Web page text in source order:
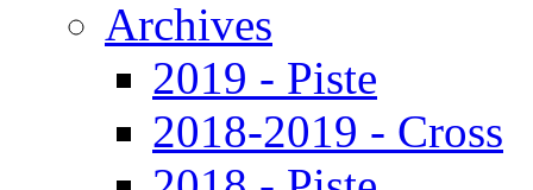
Archives
2019 - Piste
2018-2019 - Cross